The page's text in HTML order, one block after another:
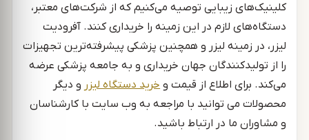
کلینیک‌های زیبایی توصیه می‌کنیم که از شرکت‌های معتبر،
دستگاه‌های لازم در این زمینه را خریداری کنند. آفرودیت
لیزر، در زمینه لیزر و همچنین پزشکی پیشرفته‌ترین تجهیزات
را از تولیدکنندگان جهان خریداری و به جامعه پزشکی عرضه
می‌کند. برای اطلاع از قیمت وخرید دستگاه لیزر و دیگر
محصولات می توانید با مراجعه به وب سایت با کارشناسان
و مشاوران ما در ارتباط باشید.